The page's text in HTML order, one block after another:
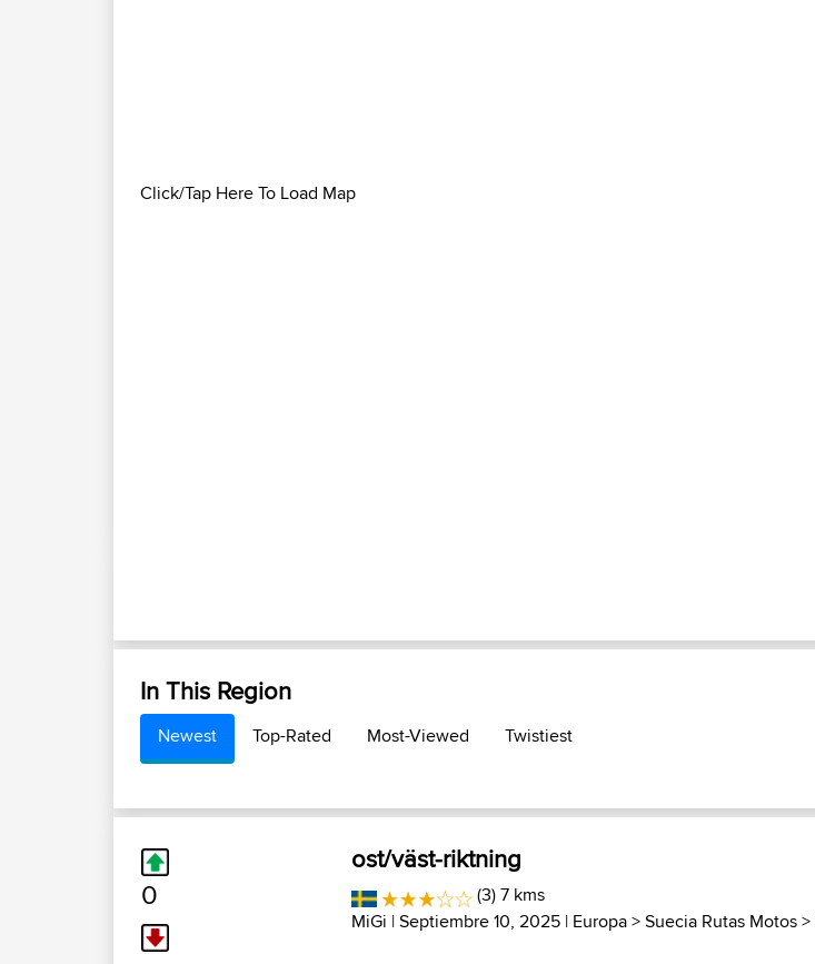
Click/Tap Here To Load Map
In This Region
Newest Top-Rated Most-Viewed Twistiest
0
ost/väst-riktning
(3) 7 kms
MiGi | Septiembre 10, 2025 | Europa>Suecia Rutas Motos>